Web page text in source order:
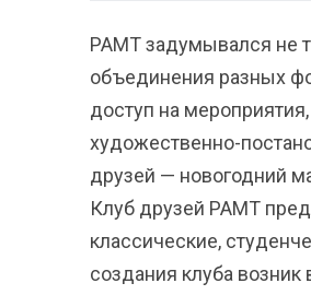
РАМТ задумывался не
объединения разных
доступ на
художественно-
друзей — новогодний
Клуб друзей РАМТ
классические,
создания клуба